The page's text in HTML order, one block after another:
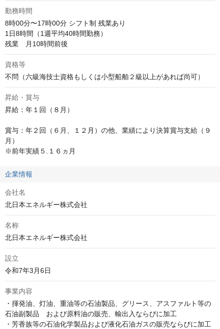
勤務時間
8時00分〜17時00分 シフト制 残業あり
1日8時間（1週平均40時間勤務）
残業　月10時間前後
資格等
不問（六級海技士資格もしくは小型船舶２級以上があれば尚可）
昇給・賞与
昇給：年１回（８月）
賞与：年２回（６月、１２月）の他、業績により決算賞与支給（９
月）
※前年実績５.１６ヵ月
企業情報
会社名
北日本エネルギー株式会社
名称
北日本エネルギー株式会社
設立
令和7年3月6日
事業内容
・揮発油、灯油、重油等の石油製品、グリース、アスファルト等の
石油副製品　および原料油の販売、輸出入ならびに加工
・芳香族等の石油化学製品および液化石油ガスの販売ならびに加工